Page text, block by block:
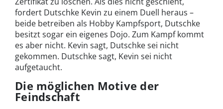
fordert Dutschke Kevin zu einem Duell heraus –
beide betreiben als Hobby Kampfsport, Dutschke
besitzt sogar ein eigenes Dojo. Zum Kampf kommt
es aber nicht. Kevin sagt, Dutschke sei nicht
gekommen. Dutschke sagt, Kevin sei nicht
aufgetaucht.
Die möglichen Motive der
Feindschaft